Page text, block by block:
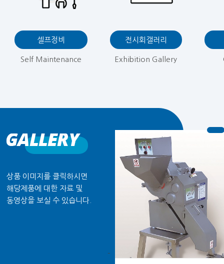
-
셀프정비
Self Maintenance
전시회갤러리
Exhibition Gallery
상품 이미지를 클릭하시면
해당제품에 대한 자료 및
동영상을 보실 수 있습니다.